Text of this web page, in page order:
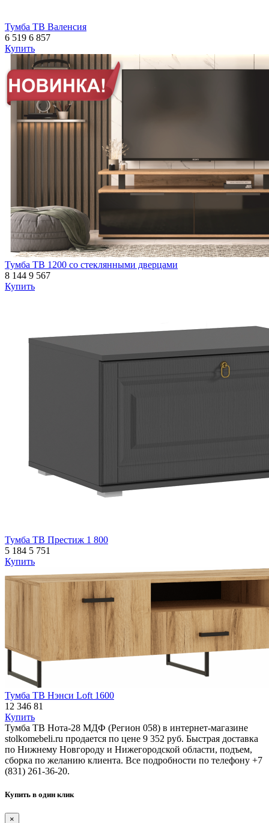
Тумба ТВ Валенсия
6 519 6 857
Купить
Тумба ТВ 1200 со стеклянными дверцами
8 144 9 567
Купить
Тумба ТВ Престиж 1 800
5 184 5 751
Купить
Тумба ТВ Нэнси Loft 1600
12 346 81
Купить
Тумба ТВ Нота-28 МДФ (Регион 058) в интернет-магазине
stolkomebeli.ru продается по цене 9 352 руб. Быстрая доставка
по Нижнему Новгороду и Нижегородской области, подъем,
сборка по желанию клиента. Все подробности по телефону +7
(831) 261-36-20.
Купить в один клик
×